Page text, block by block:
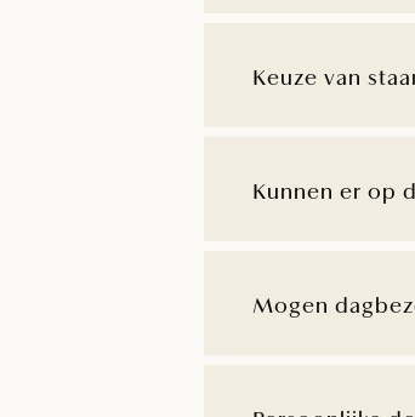
Keuze van
Kunnen er op
Mogen